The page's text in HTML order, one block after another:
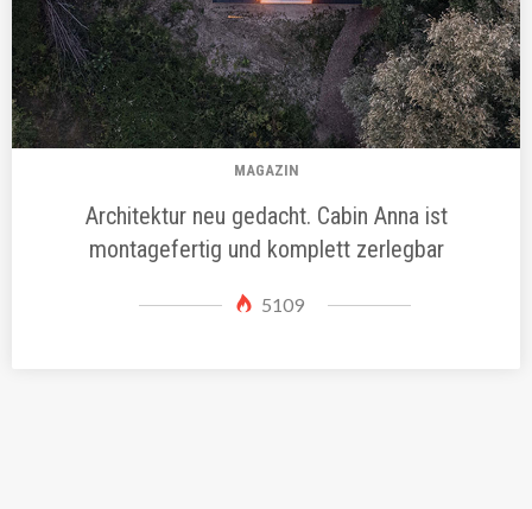
MAGAZIN
Architektur neu gedacht. Cabin Anna ist
montagefertig und komplett zerlegbar
5109